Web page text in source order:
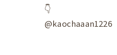
👇
@kaochaaan1226